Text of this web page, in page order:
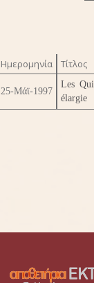
Ημερομηνία Τίτλος
25-Μάϊ-1997
Les
élargie